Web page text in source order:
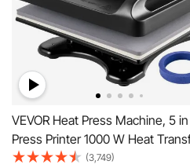
VEVOR Heat Press Machine, 5
Press Printer 1000 W Heat
Machine, 29 x 38 cm Textielpers
(3,749)